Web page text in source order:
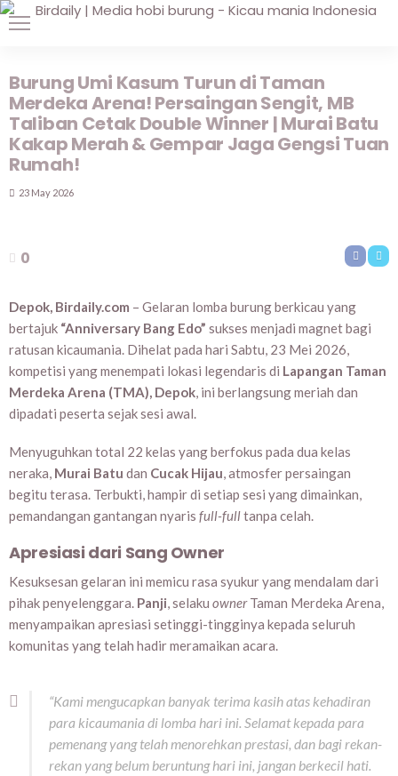
Burung Umi Kasum Turun di Taman
Merdeka Arena! Persaingan Sengit, MB
Taliban Cetak Double Winner | Murai Batu
Kakap Merah & Gempar Jaga Gengsi Tuan
Rumah!
23 May 2026
0
Depok, Birdaily.com – Gelaran lomba burung berkicau yang
bertajuk “Anniversary Bang Edo” sukses menjadi magnet bagi
ratusan kicaumania. Dihelat pada hari Sabtu, 23 Mei 2026,
kompetisi yang menempati lokasi legendaris di Lapangan Taman
Merdeka Arena (TMA), Depok, ini berlangsung meriah dan
dipadati peserta sejak sesi awal.
Menyuguhkan total 22 kelas yang berfokus pada dua kelas
neraka, Murai Batu dan Cucak Hijau, atmosfer persaingan
begitu terasa. Terbukti, hampir di setiap sesi yang dimainkan,
pemandangan gantangan nyaris full-fulltanpa celah.
Apresiasi dari Sang Owner
Kesuksesan gelaran ini memicu rasa syukur yang mendalam dari
pihak penyelenggara. Panji, selaku ownerTaman Merdeka Arena,
menyampaikan apresiasi setinggi-tingginya kepada seluruh
komunitas yang telah hadir meramaikan acara.
“Kami mengucapkan banyak terima kasih atas kehadiran
para kicaumania di lomba hari ini. Selamat kepada para
pemenang yang telah menorehkan prestasi, dan bagi rekan-
rekan yang belum beruntung hari ini, jangan berkecil hati.